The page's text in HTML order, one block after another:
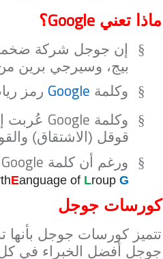
ماذا تعني Google؟
§
إن جوجل شركة ضخمة
بيج، وسيرجي برين
§
وكلمة Google رمز رياضي يعني (الرقم 1
§
وكلمة Google عُربت
قوقل (الاشتقاق)
§
ورغم أن كلمة Google
G
roup
L
anguage of
E
كورسات جوجل
تتميز كورسات جوجل
جوجل أفضل الخبراء في